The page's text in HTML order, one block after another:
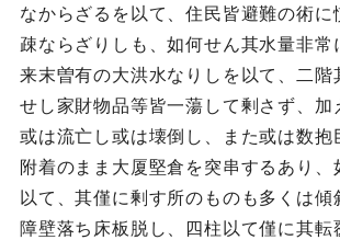
なからざるを以て、住民皆避難の術に
疎ならざりしも、如何せん其水量非常
来末曽有の大洪水なりしを以て、二階
せし家財物品等皆一蕩して剰さず、加
或は流亡し或は壊倒し、また或は数抱
附着のまま大厦堅倉を突串するあり、
以て、其僅に剰す所のものも多くは傾
障壁落ち床板脱し、四柱以て僅に其転